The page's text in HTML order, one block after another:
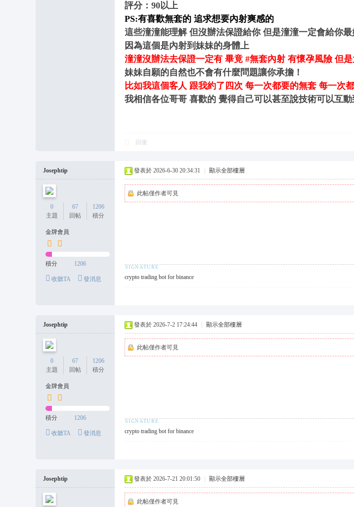
評分：90以上
PS:有喜歡無套的 追求想要內射爽感的
這些潼潼能理解 但沒辦法保證給你 但是潼潼一定會給你
因為這個是內射到妹妹的身體上
潼潼沒辦法去保證一定有 畢竟 #無套內射 有懷孕風險 但
妹妹自願的自然也不會有什麼問題讓你承擔！
比如我這個客人 跟我約了四次 每一次都要的無套 每一次
我相信各位哥哥 喜歡的 覺得自己可以甚至說技術可以互
回復
Josephtip
0
主題
67
回帖
1206
積分
金牌會員
積分 1206
收聽TA 發消息
發表於 2026-6-30 20:34:31 顯示全部樓層
此帖僅作者可見
crypto trading bot for binance
Josephtip
0
主題
67
回帖
1206
積分
金牌會員
積分 1206
收聽TA 發消息
發表於 2026-7-2 17:24:44 顯示全部樓層
此帖僅作者可見
crypto trading bot for binance
Josephtip 發表於 2026-7-21 20:01:50 顯示全部樓層
此帖僅作者可見